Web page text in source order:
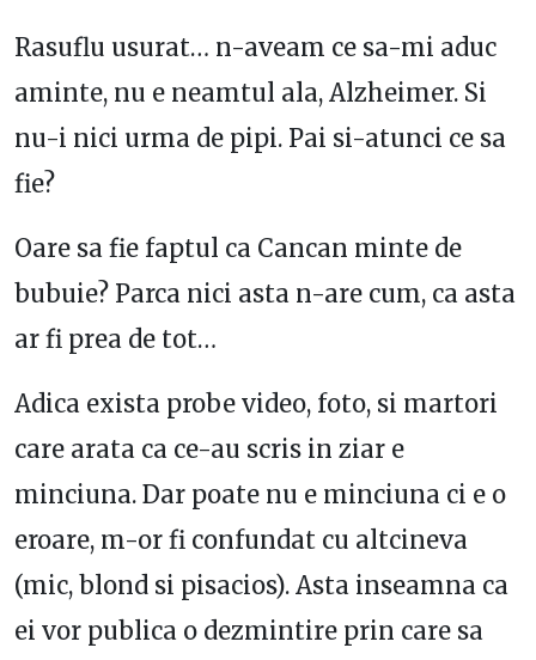
Rasuflu usurat… n-aveam ce sa-mi aduc
aminte, nu e neamtul ala, Alzheimer. Si
nu-i nici urma de pipi. Pai si-atunci ce sa
fie?
Oare sa fie faptul ca Cancan minte de
bubuie? Parca nici asta n-are cum, ca asta
ar fi prea de tot…
Adica exista probe video, foto, si martori
care arata ca ce-au scris in ziar e
minciuna. Dar poate nu e minciuna ci e o
eroare, m-or fi confundat cu altcineva
(mic, blond si pisacios). Asta inseamna ca
ei vor publica o dezmintire prin care sa